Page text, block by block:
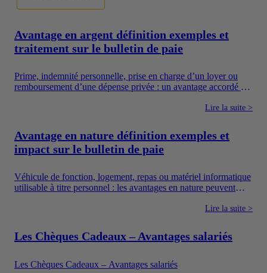
Avantage en argent définition exemples et
traitement sur le bulletin de paie
Prime, indemnité personnelle, prise en charge d’un loyer ou
remboursement d’une dépense privée : un avantage accordé en
autant, toutes les sommes versées par une entreprise ne suivent
rémunération, les avantages en argent, les frais professionnels
et les dispositifs sociaux dont l’utilisation est encadrée.
Lire la suite >
Avantage en nature définition exemples et
impact sur le bulletin de paie
Véhicule de fonction, logement, repas ou matériel informatique
utilisable à titre personnel : les avantages en nature peuvent
également un moyen pour l’entreprise de proposer une
en argent.
Lire la suite >
Les Chèques Cadeaux – Avantages salariés
Les Chèques Cadeaux – Avantages salariés